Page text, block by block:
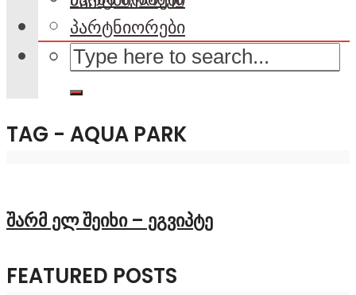
პარტნიორები
TAG - AQUA PARK
შარმ ელ შეიხი – ეგვიპტე
FEATURED POSTS